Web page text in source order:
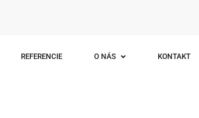
REFERENCIE O NÁS KONTAKT